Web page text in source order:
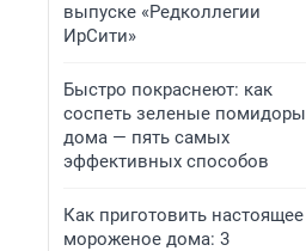
выпуске «Редколлегии
ИрСити»
Быстро покраснеют: как
соспеть зеленые помидоры
дома — пять самых
эффективных способов
Как приготовить настоящее
мороженое дома: 3